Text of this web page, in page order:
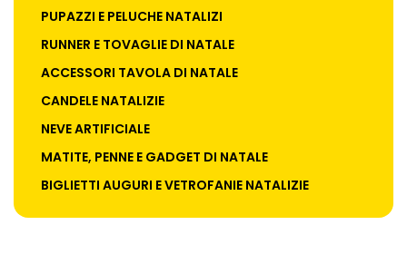
PUPAZZI E PELUCHE NATALIZI
RUNNER E TOVAGLIE DI NATALE
ACCESSORI TAVOLA DI NATALE
CANDELE NATALIZIE
NEVE ARTIFICIALE
MATITE, PENNE E GADGET DI NATALE
BIGLIETTI AUGURI E VETROFANIE NATALIZIE